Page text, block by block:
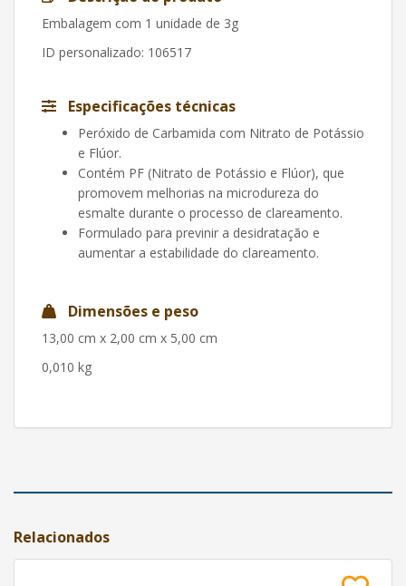
Embalagem com 1 unidade de 3g
ID personalizado: 106517
Especificações técnicas
Peróxido de Carbamida com Nitrato de Potássio
e Flúor.
Contém PF (Nitrato de Potássio e Flúor), que
promovem melhorias na microdureza do
esmalte durante o processo de clareamento.
Formulado para previnir a desidratação e
aumentar a estabilidade do clareamento.
Dimensões e peso
13,00 cm x 2,00 cm x 5,00 cm
0,010 kg
Relacionados